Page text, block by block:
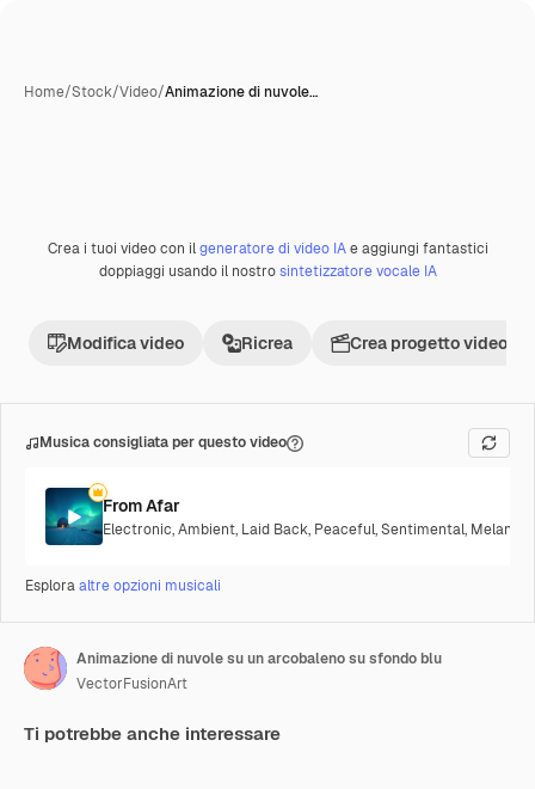
Home/Stock/Video/Animazione di nuvole…
PremiumCreata con IA
Crea i tuoi video con ilgeneratore di video IAe aggiungi fantastici
doppiaggi usando il nostrosintetizzatore vocale IA
Modifica video Ricrea Crea progetto video
Musica consigliata per questo video
From Afar
Electronic,Ambient, Laid Back, Peaceful,Sentimental,
Esploraaltre opzioni musicali
Animazione di nuvole su un arcobaleno su sfondo blu
VectorFusionArt
Ti potrebbe anche interessare